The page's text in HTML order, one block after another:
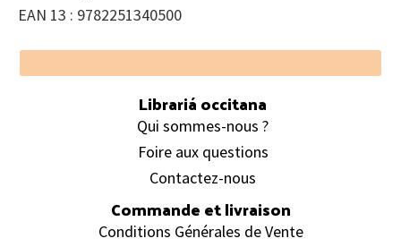
EAN 13 : 9782251340500
Footer
Librariá occitana
Qui sommes-nous ?
Foire aux questions
Contactez-nous
Commande et livraison
Conditions Générales de Vente